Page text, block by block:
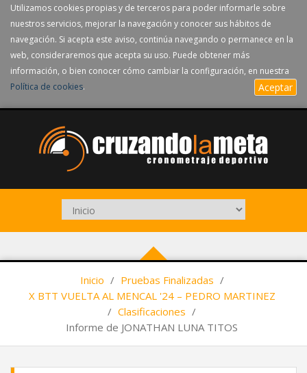
Utilizamos cookies propias y de terceros para poder informarle sobre
nuestros servicios, mejorar la navegación y conocer sus hábitos de
navegación. Si acepta este aviso, continúa navegando o permanece en la
web, consideraremos que acepta su uso. Puede obtener más
información, o bien conocer cómo cambiar la configuración, en nuestra
Política de cookies. Aceptar
Inicio / Pruebas Finalizadas /
X BTT VUELTA AL MENCAL '24 – PEDRO MARTINEZ
/ Clasificaciones /
Informe de JONATHAN LUNA TITOS